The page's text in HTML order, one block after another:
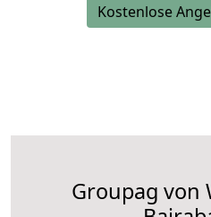
Kostenlose
Groupag von